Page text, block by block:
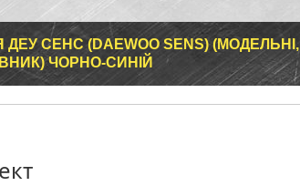
СЕНС (DAEWOO SENS) (МОДЕЛЬНІ,
ЧОРНО-СИНІЙ